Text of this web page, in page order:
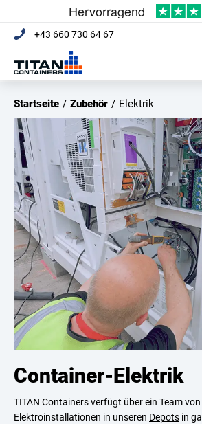
+43 660 730 64 67
Startseite / Zubehör / Elektrik
Container-Elektrik
TITAN Containers verfügt über ein Team
Elektroinstallationen in unseren Depots in